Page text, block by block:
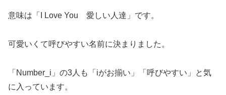
意味は「I Love You 愛しい人達」です。
可愛いくて呼びやすい名前に決まりました。
「Number_i」の3人も「iがお揃い」「呼びやすい」と気
に入っています。